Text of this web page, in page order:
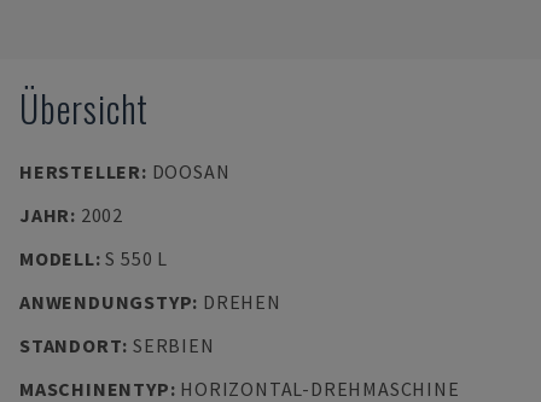
Übersicht
HERSTELLER: DOOSAN
JAHR: 2002
MODELL:S 550 L
ANWENDUNGSTYP: DREHEN
STANDORT: SERBIEN
MASCHINENTYP: HORIZONTAL-DREHMASCHINE